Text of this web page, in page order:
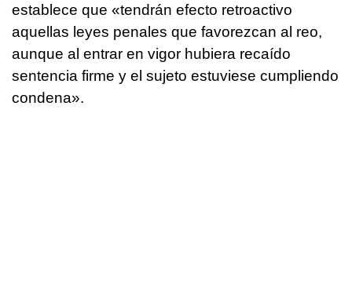
establece que «tendrán efecto retroactivo
aquellas leyes penales que favorezcan al reo,
aunque al entrar en vigor hubiera recaído
sentencia firme y el sujeto estuviese cumpliendo
condena».